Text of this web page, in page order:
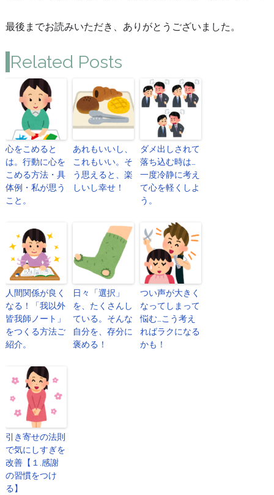
最後までお読みいただき、ありがとうございました。
Related Posts
心をこめると
は。行動に心を
こめる方法・具
体例・私が思う
こと。
あれもいいし、
これもいい。そ
う思えると、楽
しいし幸せ！
ダメ出しされて
落ち込む時は…
一度冷静に考え
て心を軽くしよ
う。
人間関係が良く
なる！「我以外
皆我師ノート」
をつくる方法ご
紹介。
日々「選択」
を、たくさんし
ている。そんな
自分を、存分に
褒める！
つい声が大きく
なってしまって
悩む…こう考え
ればラクになる
かも！
引き寄せの法則
で気にしすぎを
改善【１.感謝
の習慣をつけ
る】